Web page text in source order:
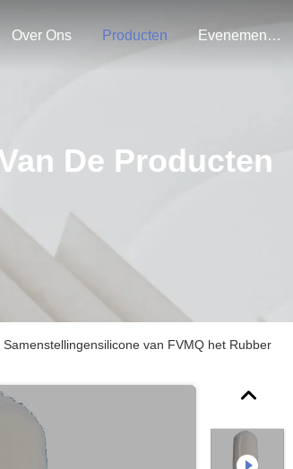
Over Ons Producten Evenementen
De Producten
van FVMQ het Rubber